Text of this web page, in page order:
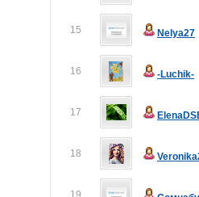
15 Nelya27
16 -Luchik-
17
18
19